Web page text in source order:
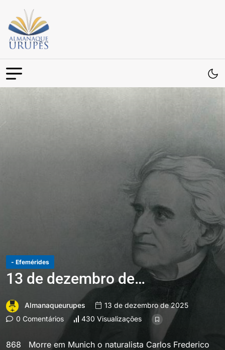
- Efemérides
13 de dezembro de…
Almanaqueurupes
13 de dezembro de 2025
0 Comentários
430 Visualizações
868 Morre em Munich o naturalista Carlos Frederico